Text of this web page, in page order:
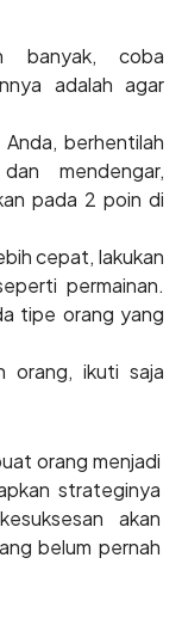
banyak, coba
adalah agar
berhentilah
mendengar,
pada 2 poin di
cepat, lakukan
permainan.
tipe orang yang
orang, ikuti saja
orang menjadi
strateginya
akan
belum pernah